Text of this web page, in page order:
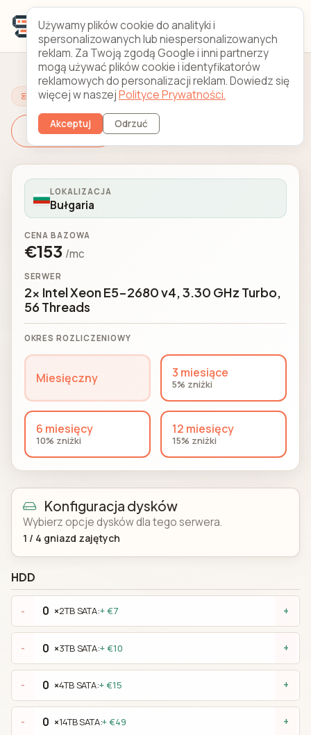
Skonfiguruj swój serwer
Zmień serwer
LOKALIZACJA
Bułgaria
SERWER
2x Intel Xeon E5-2680 v4, 3.30 GHz Turbo,
56 Threads
CENA BAZOWA
€153 /mc
OKRES ROZLICZENIOWY
Miesięczny 3 miesiące
5% zniżki
6 miesięcy
10% zniżki
12 miesięcy
15% zniżki
Konfiguracja dysków
Wybierz opcje dysków dla tego serwera.
1 / 4 gniazd zajętych
HDD
- ×2TB SATA:+ €7 +
- ×3TB SATA:+ €10 +
- ×4TB SATA:+ €15 +
- ×14TB SATA:+ €49 +
Używamy plików cookie do analityki i
spersonalizowanych lub niespersonalizowanych
reklam. Za Twoją zgodą Google i inni partnerzy
mogą używać plików cookie i identyfikatorów
reklamowych do personalizacji reklam. Dowiedz się
więcej w naszejPolityce Prywatności.
Akceptuj Odrzuć